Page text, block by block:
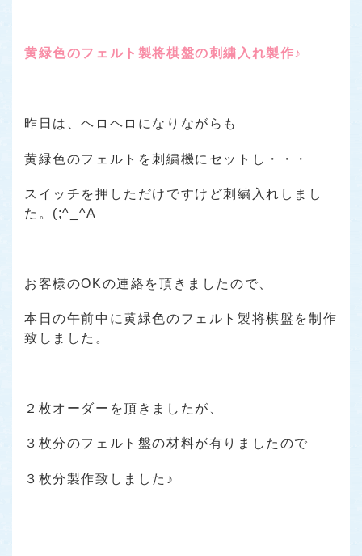
黄緑色のフェルト製将棋盤の刺繍入れ製作♪
昨日は、ヘロヘロになりながらも
黄緑色のフェルトを刺繍機にセットし・・・
スイッチを押しただけですけど刺繍入れしまし
た。(;^_^A
お客様のOKの連絡を頂きましたので、
本日の午前中に黄緑色のフェルト製将棋盤を制作
致しました。
２枚オーダーを頂きましたが、
３枚分のフェルト盤の材料が有りましたので
３枚分製作致しました♪